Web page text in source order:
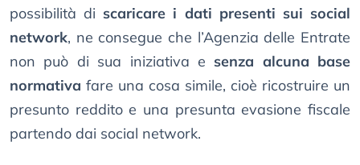
possibilità di scaricare i dati presenti sui social
network, ne consegue che l’Agenzia delle Entrate
non può di sua iniziativa e senza alcuna base
normativa fare una cosa simile, cioè ricostruire un
presunto reddito e una presunta evasione fiscale
partendo dai social network.